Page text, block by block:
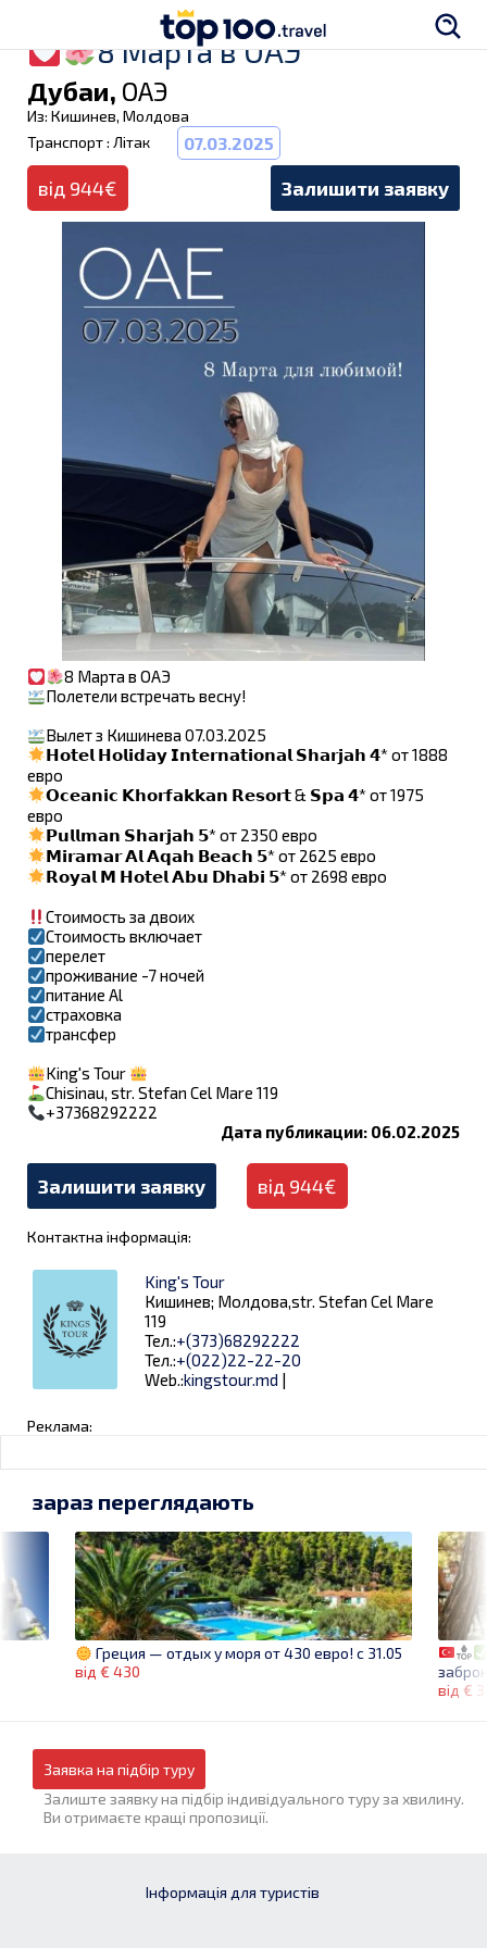
8 Марта в ОАЭ
Дубаи, ОАЭ
Из: Кишинев, Молдова
Транспорт : Літак
07.03.2025
від 944€ Залишити заявку
8 Марта в ОАЭ
Полетели встречать весну!
Вылет з Кишинева 07.03.2025
𝗛𝗼𝘁𝗲𝗹 𝗛𝗼𝗹𝗶𝗱𝗮𝘆 𝗜𝗻𝘁𝗲𝗿𝗻𝗮𝘁𝗶𝗼𝗻𝗮𝗹 𝗦𝗵𝗮𝗿𝗷𝗮𝗵 𝟰* от 1888
евро
𝗢𝗰𝗲𝗮𝗻𝗶𝗰 𝗞𝗵𝗼𝗿𝗳𝗮𝗸𝗸𝗮𝗻 𝗥𝗲𝘀𝗼𝗿𝘁 & 𝗦𝗽𝗮 𝟰* от 1975
евро
𝗣𝘂𝗹𝗹𝗺𝗮𝗻 𝗦𝗵𝗮𝗿𝗷𝗮𝗵 𝟱* от 2350 евро
𝗠𝗶𝗿𝗮𝗺𝗮𝗿 𝗔𝗹 𝗔𝗾𝗮𝗵 𝗕𝗲𝗮𝗰𝗵 𝟱* от 2625 евро
𝗥𝗼𝘆𝗮𝗹 𝗠 𝗛𝗼𝘁𝗲𝗹 𝗔𝗯𝘂 𝗗𝗵𝗮𝗯𝗶 𝟱* от 2698 евро
Стоимость за двоих
Стоимость включает
перелет
проживание -7 ночей
питание Al
страховка
трансфер
King's Tour
Chisinau, str. Stefan Cel Mare 119
+37368292222
Дата публикации: 06.02.2025
Залишити заявку від 944€
Контактна інформація:
King's Tour
Кишинев; Молдова,str. Stefan Cel Mare
119
Тел.:+(373)68292222
Тел.:+(022)22-22-20
Web.:kingstour.md |
Реклама:
від €
зараз переглядають
Греция — отдых у моря от 430 евро! c 31.05
від € 430
Заявка на підбір туру
Залиште заявку на підбір індивідуального туру за хвилину.
Ви отримаєте кращі пропозиції.
Інформація для туристів